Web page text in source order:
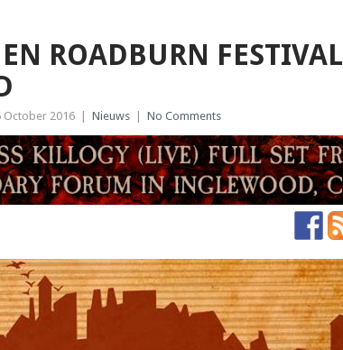
ROADBURN FESTIVAL
October 2016 Nieuws No Comments